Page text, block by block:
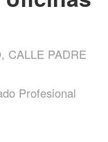
CALLE PADRE
Profesional